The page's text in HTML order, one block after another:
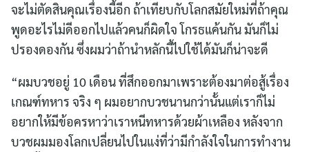
จะไม่ตัดสินคุณเรื่องนี้อีก ถ้าเทียบกับโลกสมัยใหม่ที่ถ้าคุณ
พูดอะไรไม่ดีออกไปแล้วคนก็ผิดใจ โกรธแค้นกัน มันก็ไม่
ปรองดองกัน ซึ่งผมว่าถ้านำหลักนี้ไปใช้ได้มันก็น่าจะดี
“ผมบวชอยู่ 10 เดือน ที่สึกออกมาเพราะต้องมาต่อสู้เรื่อง
เกณฑ์ทหาร จริง ๆ ผมอยากบวชนานกว่านั้นแต่เราก็ไม่
อยากให้มีข้อครหาว่าเราหนีทหารด้วยผ้าเหลือง หลังจาก
บวชผมมองโลกเปลี่ยนไปในแง่ที่ว่ามีกำลังใจในการทำงาน